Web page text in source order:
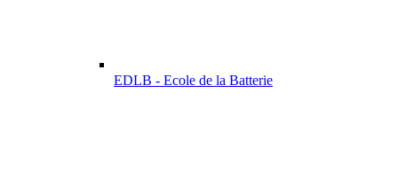
EDLB - Ecole de la Batterie